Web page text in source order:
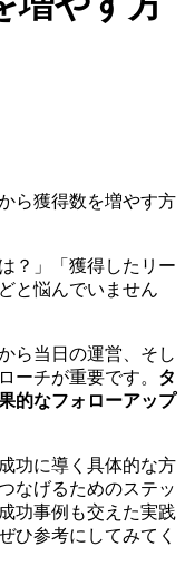
？」「獲得したリー
と悩んでいません
ら当日の運営、そし
ーチが重要です。 タ
的なフォローアップ
功に導く具体的な方
なげるためのステッ
功事例も交えた実践
ひ参考にしてみてく